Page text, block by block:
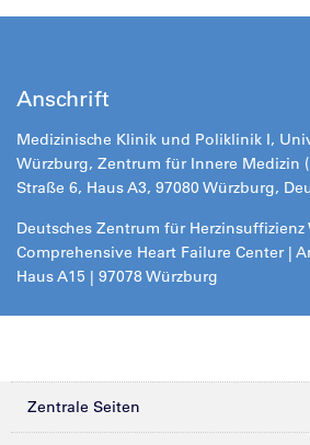
Anschrift
Medizinische Klinik und Poliklinik I,
Würzburg, Zentrum für Innere Medizin
Straße 6, Haus A3, 97080 Würzburg,
Deutsches Zentrum für Herzinsuffizienz
Comprehensive Heart Failure Center |
Haus A15 | 97078 Würzburg
Zentrale Seiten